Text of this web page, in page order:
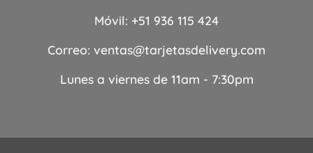
Móvil: +51 936 115 424
Correo: ventas@tarjetasdelivery.com
Lunes a viernes de 11am - 7:30pm